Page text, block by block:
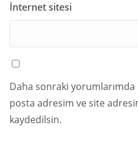
İnternet sitesi
Daha sonraki yorumlarımda
posta adresim ve site
kaydedilsin.